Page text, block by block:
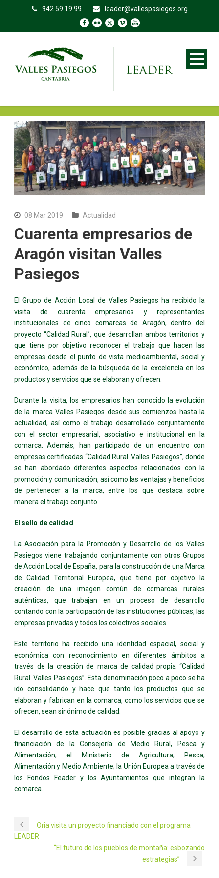
942 59 19 99 leader@vallespasiegos.org
08 Mar 2019 Actualidad
Cuarenta empresarios de
Aragón visitan Valles
Pasiegos
El Grupo de Acción Local de Valles Pasiegos ha recibido la
visita de cuarenta empresarios y representantes
institucionales de cinco comarcas de Aragón, dentro del
proyecto “Calidad Rural”, que desarrollan ambos territorios y
que tiene por objetivo reconocer el trabajo que hacen las
empresas desde el punto de vista medioambiental, social y
económico, además de la búsqueda de la excelencia en los
productos y servicios que se elaboran y ofrecen.
Durante la visita, los empresarios han conocido la evolución
de la marca Valles Pasiegos desde sus comienzos hasta la
actualidad, así como el trabajo desarrollado conjuntamente
con el sector empresarial, asociativo e institucional en la
comarca. Además, han participado de un encuentro con
empresas certificadas “Calidad Rural. Valles Pasiegos”, donde
se han abordado diferentes aspectos relacionados con la
promoción y comunicación, así como las ventajas y beneficios
de pertenecer a la marca, entre los que destaca sobre
manera el trabajo conjunto.
El sello de calidad
La Asociación para la Promoción y Desarrollo de los Valles
Pasiegos viene trabajando conjuntamente con otros Grupos
de Acción Local de España, para la construcción de una Marca
de Calidad Territorial Europea, que tiene por objetivo la
creación de una imagen común de comarcas rurales
auténticas, que trabajan en un proceso de desarrollo
contando con la participación de las instituciones públicas, las
empresas privadas y todos los colectivos sociales.
Este territorio ha recibido una identidad espacial, social y
económica con reconocimiento en diferentes ámbitos a
través de la creación de marca de calidad propia “Calidad
Rural. Valles Pasiegos”. Esta denominación poco a poco se ha
ido consolidando y hace que tanto los productos que se
elaboran y fabrican en la comarca, como los servicios que se
ofrecen, sean sinónimo de calidad.
El desarrollo de esta actuación es posible gracias al apoyo y
financiación de la Consejería de Medio Rural, Pesca y
Alimentación; el Ministerio de Agricultura, Pesca,
Alimentación y Medio Ambiente; la Unión Europea a través de
los Fondos Feader y los Ayuntamientos que integran la
comarca.
Oria visita un proyecto financiado con el programa
LEADER
“El futuro de los pueblos de montaña: esbozando
estrategias”